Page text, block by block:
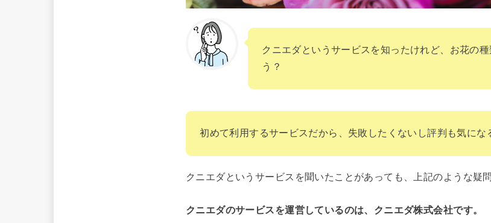
クニエダというサービスを知ったけれど、お花の
う？
初めて利用するサービスだから、失敗したくないし評判も気にな
クニエダというサービスを聞いたことがあっても、上記のような疑
クニエダのサービスを運営しているのは、クニエダ株式会社です。